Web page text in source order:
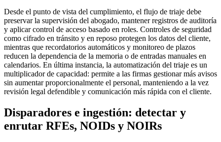
Desde el punto de vista del cumplimiento, el flujo de triaje debe
preservar la supervisión del abogado, mantener registros de auditoría
y aplicar control de acceso basado en roles. Controles de seguridad
como cifrado en tránsito y en reposo protegen los datos del cliente,
mientras que recordatorios automáticos y monitoreo de plazos
reducen la dependencia de la memoria o de entradas manuales en
calendarios. En última instancia, la automatización del triaje es un
multiplicador de capacidad: permite a las firmas gestionar más avisos
sin aumentar proporcionalmente el personal, manteniendo a la vez
revisión legal defendible y comunicación más rápida con el cliente.
Disparadores e ingestión: detectar y
enrutar RFEs, NOIDs y NOIRs